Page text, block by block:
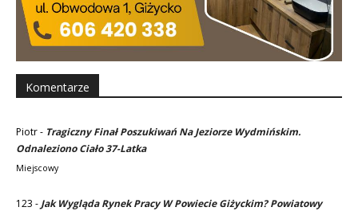
Komentarze
Piotr- Tragiczny Finał Poszukiwań Na Jeziorze Wydmińskim.
Odnaleziono Ciało 37-Latka
Miejscowy
123 - Jak Wygląda Rynek Pracy W Powiecie Giżyckim? Powiatowy